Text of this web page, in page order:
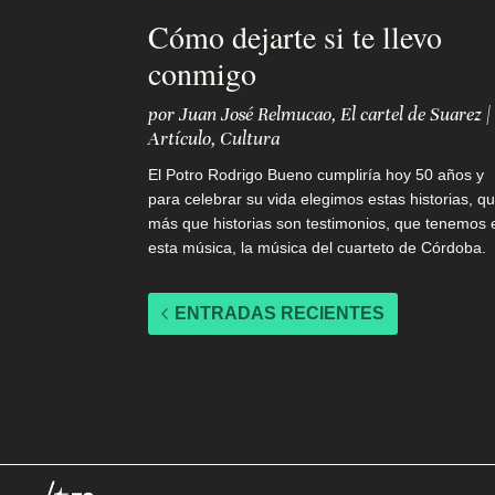
Cómo dejarte si te llevo
conmigo
porJuan José Relmucao,El cartel de Suarez |
Artículo, Cultura
El Potro Rodrigo Bueno cumpliría hoy 50 años y
para celebrar su vida elegimos estas historias,
más que historias son testimonios, que tenemos
esta música, la música del cuarteto de Córdoba.
ENTRADAS RECIENTES